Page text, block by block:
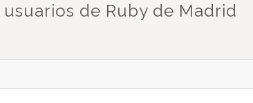
de Ruby de Madrid